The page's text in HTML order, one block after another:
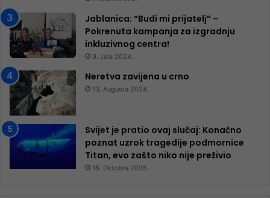
Jablanica: “Budi mi prijatelj” –
Pokrenuta kampanja za izgradnju
inkluzivnog centra!
9. Jula 2024.
Neretva zavijena u crno
13. Augusta 2024.
Svijet je pratio ovaj slučaj: Konačno
poznat uzrok tragedije podmornice
Titan, evo zašto niko nije preživio
16. Oktobra 2025.